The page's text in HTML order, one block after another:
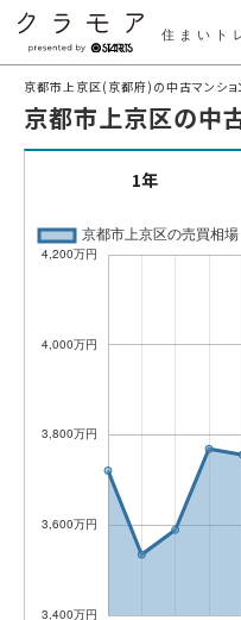
住まいト
京都市上京区(京都府)の中古マンショ
京都市上京区の中
1年